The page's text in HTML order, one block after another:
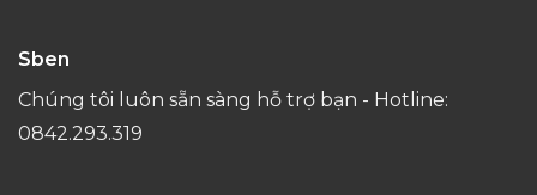
Sben
Chúng tôi luôn sẵn sàng hỗ trợ bạn - Hotline:
0842.293.319